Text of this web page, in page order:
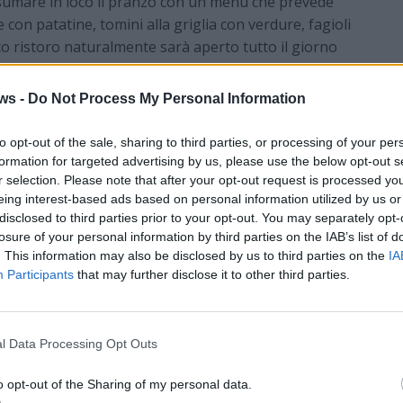
- Do Not Process My Personal Information
opt-out of the sale, sharing to third parties, or processing of your
for targeted advertising by us, please use the below opt-out
selection. Please note that after your opt-out request is processed
interest-based ads based on personal information utilized by us
to third parties prior to your opt-out. You may separately
of your personal information by third parties on the IAB’s list of
This information may also be disclosed by us to third parties on the
Participants that may further disclose it to other third parties.
Data Processing Opt Outs
opt-out of the Sharing of my personal data.
con patatine, tomini alla griglia con verdure, fagioli
ristoro naturalmente sarà aperto tutto il giorno
Verrà inoltre servita birra alla spina artigianale
sarà gestito dall’Associazione Salvatore Orrú
dedicato alla creazione di coroncine ispirate al
anche una postazione “truccabimbi” che
dame e cavalieri.
momento d’intrattenimento della giornata. Due
fino al grande prato all’ingresso di Calipolis
scacchiera creata per l’occasione. I due
e Sir Ludovico De Calimala, si sfideranno ad
la mano della bella dama Bianca. Le loro mosse
realmente dai vari figuranti sulla grande
una vera e propria contesa. Al termine della partita,
saranno balli sulle note di musiche medioevali dove